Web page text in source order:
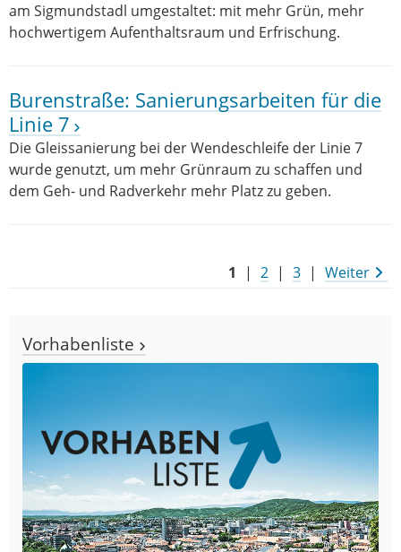
am Sigmundstadl umgestaltet: mit mehr Grün, mehr
hochwertigem Aufenthaltsraum und Erfrischung.
Burenstraße: Sanierungsarbeiten für die
Linie 7
Die Gleissanierung bei der Wendeschleife der Linie 7
wurde genutzt, um mehr Grünraum zu schaffen und
dem Geh- und Radverkehr mehr Platz zu geben.
1 | 2 | 3 | Weiter
Vorhabenliste